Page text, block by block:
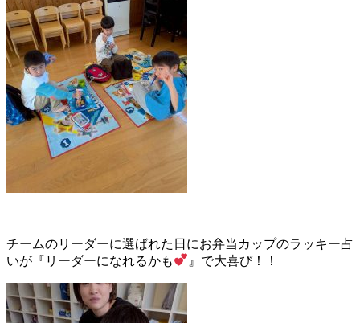
チームのリーダーに選ばれた日にお弁当カップのラッキー占
いが『リーダーになれるかも
』で大喜び！！